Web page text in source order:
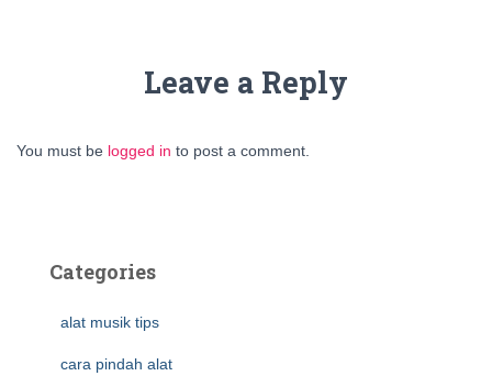
Leave a Reply
You must be logged in to post a comment.
Categories
alat musik tips
cara pindah alat